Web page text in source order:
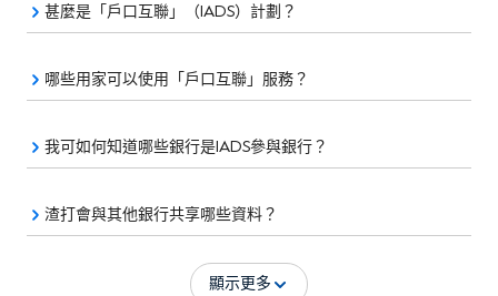
甚麼是「戶口互聯」（IADS）計劃？
哪些用家可以使用「戶口互聯」服務？
我可如何知道哪些銀行是IADS參與銀行？
渣打會與其他銀行共享哪些資料？
顯示更多